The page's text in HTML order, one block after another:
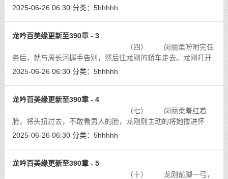
介绍[详细]
2025-06-26 06:30 分类： 5hhhhh
龙吟百美缘更新至390章 - 3
（四） 闵丽柔吩咐完任
务后，就与周长河握手告别，然后往龙刚的轿车走去。龙刚打开
前门让她坐了进去之后，戴上墨镜也上了车。
2025-06-26 06:30 分类： 5hhhhh
龙吟百美缘更新至390章 - 4
（七） 闵丽柔羞红着
脸，将头扭过去，不敢看男人的脸，龙刚则主动的将她搂进怀
里，温柔的说道：「那道你的心里不想吗？」
2025-06-26 06:30 分类： 5hhhhh
龙吟百美缘更新至390章 - 5
（十） 龙刚前脚一弓，